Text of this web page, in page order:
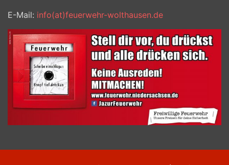
E-Mail: info(at)feuerwehr-wolthausen.de